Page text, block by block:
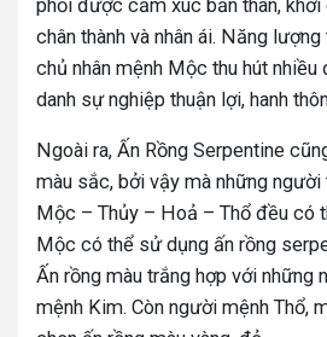
phối được cảm xúc bản thân,
chân thành và nhân ái. Năng
chủ nhân mệnh Mộc thu hút
danh sự nghiệp thuận lợi, hanh
Ngoài ra, Ấn Rồng Serpentine
màu sắc, bởi vậy mà những
Mộc – Thủy – Hoả – Thổ đều có
Mộc có thể sử dụng ấn rồng
Ấn rồng màu trắng hợp với những
mệnh Kim. Còn người mệnh Thổ,